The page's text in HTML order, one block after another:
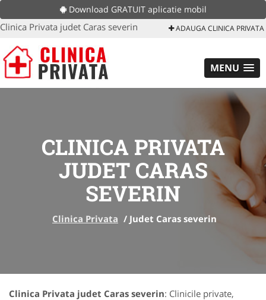
Download GRATUIT aplicatie mobil
Clinica Privata judet Caras severin ADAUGA CLINICA PRIVATA
MENU
CLINICA PRIVATA
JUDET CARAS
SEVERIN
Clinica Privata / Judet Caras severin
Clinica Privata judet Caras severin: Clinicile private,